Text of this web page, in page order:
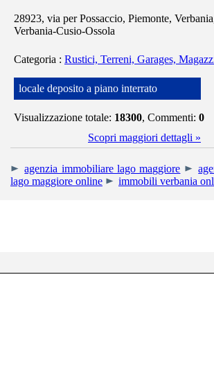
28923, via per Possaccio, Piemonte,
Verbania-Cusio-Ossola
Categoria : Rustici, Terreni, Garages,
locale deposito a piano interrato
Visualizzazione totale: 18300, Commenti: 0
Scopri maggiori dettagli »
agenzia immobiliare lago maggiore
lago maggiore online
immobili verbania